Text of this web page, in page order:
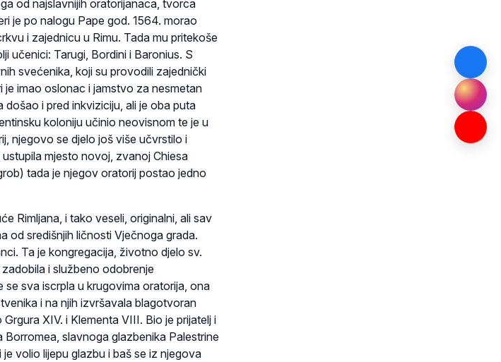
od najslavnijih oratorijanaca, tvorca
je po nalogu Pape god. 1564. morao
i zajednicu u Rimu. Tada mu pritekoše
učenici: Tarugi, Bordini i Baronius. S
svećenika, koji su provodili zajednički
je imao oslonac i jamstvo za nesmetan
došao i pred inkviziciju, ali je oba puta
koloniju učinio neovisnom te je u
njegovo se djelo još više učvrstilo i
mjesto novoj, zvanoj Chiesa
tada je njegov oratorij postao jedno
Rimljana, i tako veseli, originalni, ali sav
od središnjih ličnosti Vječnoga grada.
Ta je kongregacija, životno djelo sv.
i službeno odobrenje
se sva iscrpla u krugovima oratorija, ona
i na njih izvršavala blagotvoran
XIV. i Klementa VIII. Bio je prijatelj i
slavnoga glazbenika Palestrine
volio lijepu glazbu i baš se iz njegova